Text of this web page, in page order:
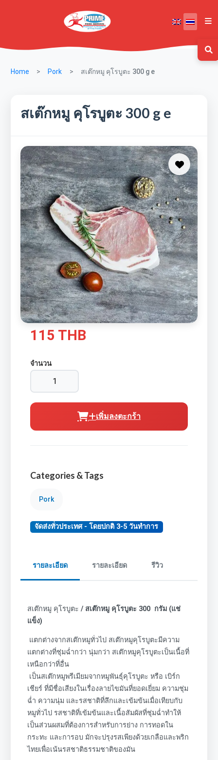
Home Pork สเต๊กหมู คุโรบูตะ 300 g e
สเต๊กหมู คุโรบูตะ 300 g e
115 THB
จำนวน
เพิ่มลงตะกร้า
Categories & Tags
Pork
จัดส่งทั่วประเทศ - โดยปกติ 3-5 วันทำการ
รายละเอียด รายละเอียด รีวิว
สเต๊กหมู คุโรบูตะ/ สเต๊กหมู คุโรบูตะ 300 กรัม (แช่
แข็ง)
แตกต่างจากสเต๊กหมูทั่วไป สเต๊กหมูคุโรบูตะมีความ
แตกต่างที่ชุ่มฉ่ำกว่า นุ่มกว่า สเต๊กหมูคุโรบูตะเป็นเนื้อที่
เหนือกว่าที่อื่น
เป็นสเต๊กหมูพรีเมียมจากหมูพันธุ์คุโรบูตะ หรือ เบิร์ก
เชียร์ ที่มีชื่อเสียงในเรื่องลายไขมันที่ยอดเยี่ยม ความชุ่ม
ฉ่ำ ความนุ่ม และรสชาติที่ลึกและเข้มข้นเมื่อเทียบกับ
หมูทั่วไป รสชาติที่เข้มข้นและเนื้อสัมผัสที่ชุ่มฉ่ำทำให้
เป็นส่วนผสมที่ต้องการสำหรับการย่าง การทอดใน
กระทะ และการอบ มักจะปรุงรสเพียงด้วยเกลือและพริก
ไทยเพื่อเน้นรสชาติธรรมชาติของมัน